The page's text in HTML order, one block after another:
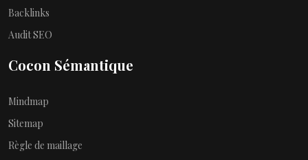
Backlinks
Audit SEO
Cocon Sémantique
Mindmap
Sitemap
Règle de maillage